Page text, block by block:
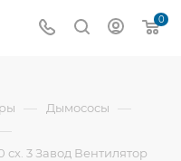
0
— Дымососы —
сх. 3 Завод Вентилятор